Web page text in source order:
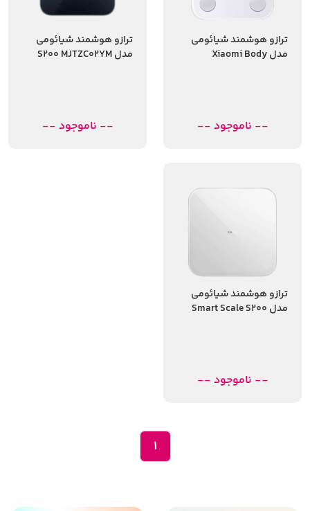
ترازو هوشمند شیائومی
مدل Xiaomi Body
-- ناموجود --
ترازو هوشمند شیائومی
مدل S200 MJTZC02YM
-- ناموجود --
ترازو هوشمند شیائومی
مدل Smart Scale S200
-- ناموجود --
1